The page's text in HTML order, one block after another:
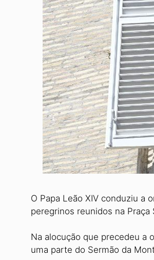
O Papa Leão XIV conduziu a
peregrinos reunidos na Praça
Na alocução que precedeu a
uma parte do Sermão da